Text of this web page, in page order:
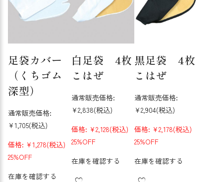
足袋カバー
（くちゴム
深型）
通常販売価格:
¥1,705(税込)
価格: ¥1,278(税込)
25%OFF
在庫を確認する
白足袋 4枚
こはぜ
通常販売価格:
¥2,838(税込)
価格: ¥2,128(税込)
25%OFF
在庫を確認する
黒足袋 4枚
こはぜ
通常販売価格:
¥2,904(税込)
価格: ¥2,178(税込)
25%OFF
在庫を確認する